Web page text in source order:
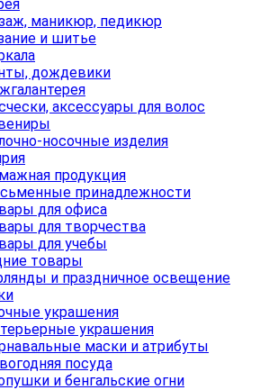
маникюр, педикюр
и шитье
дождевики
аксессуары для волос
носочные изделия
продукция
принадлежности
для офиса
для творчества
для учебы
товары
и праздничное освещение
украшения
украшения
маски и атрибуты
посуда
и бенгальские огни